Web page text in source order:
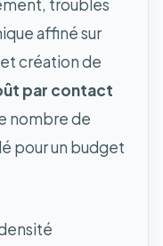
troubles
affiné sur
création de
par contact
nombre de
pour un budget